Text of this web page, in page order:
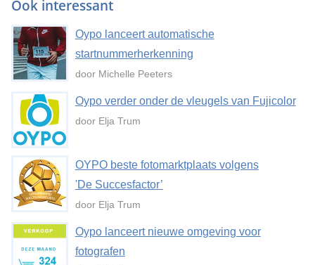
Ook interessant
Oypo lanceert automatische
startnummerherkenning
door Michelle Peeters
Oypo verder onder de vleugels van Fujicolor
door Elja Trum
OYPO beste fotomarktplaats volgens
'De Succesfactor’
door Elja Trum
Oypo lanceert nieuwe omgeving voor
fotografen